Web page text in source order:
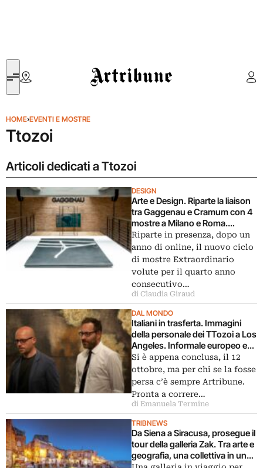
Artribune
HOME›EVENTI E MOSTRE
Ttozoi
Articoli dedicati a Ttozoi
DESIGN
Arte e Design. Riparte la liaison
tra Gaggenau e Cramum con 4
mostre a Milano e Roma.
L’intervista
Riparte in presenza, dopo un
anno di online, il nuovo ciclo
di mostre Extraordinario
volute per il quarto anno
consecutivo…
di Claudia Giraud
DAL MONDO
Italiani in trasferta. Immagini
della personale dei TTozoi a Los
Angeles. Informale europeo e
Color Field americana, per
dipinti creati da natura e
biologia
Si è appena conclusa, il 12
ottobre, ma per chi se la fosse
persa c’è sempre Artribune.
Pronta a correre…
di Emanuela Termine
TRIBNEWS
Da Siena a Siracusa, prosegue il
tour della galleria Zak. Tra arte e
geografia, una collettiva in un